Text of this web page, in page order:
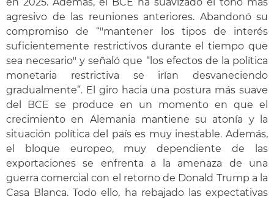
agresivo de las reuniones anteriores. Abandonó su
compromiso de “"mantener los tipos de interés
suficientemente restrictivos durante el tiempo que
sea necesario" y señaló que “los efectos de la política
monetaria restrictiva se irían desvaneciendo
gradualmente”. El giro hacia una postura más suave
del BCE se produce en un momento en que el
crecimiento en Alemania mantiene su atonía y la
situación política del país es muy inestable. Además,
el bloque europeo, muy dependiente de las
exportaciones se enfrenta a la amenaza de una
guerra comercial con el retorno de Donald Trump a la
Casa Blanca. Todo ello, ha rebajado las expectativas